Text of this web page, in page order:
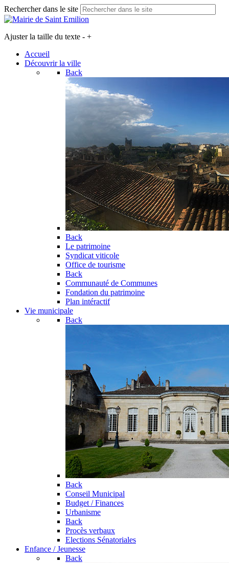
Rechercher dans le site
Ajuster la taille du texte - +
Accueil
Découvrir la ville
Back
Back
Le patrimoine
Syndicat viticole
Office de tourisme
Back
Communauté de Communes
Fondation du patrimoine
Plan intéractif
Vie municipale
Back
Back
Conseil Municipal
Budget / Finances
Urbanisme
Back
Procès verbaux
Elections Sénatoriales
Enfance / Jeunesse
Back